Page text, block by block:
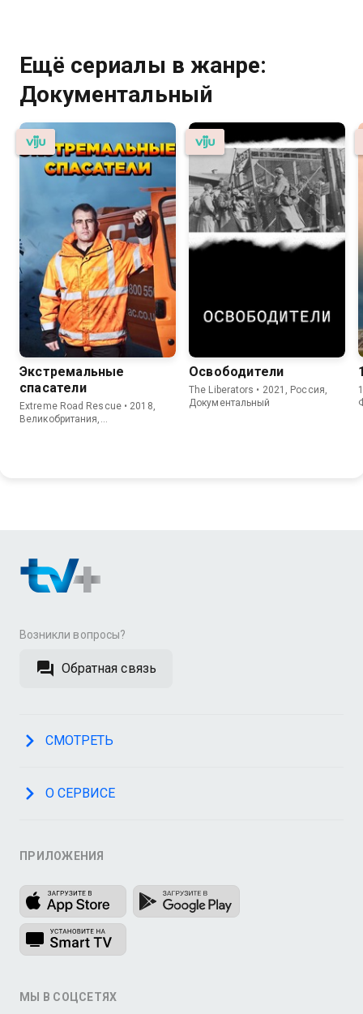
Ещё сериалы в жанре:
Документальный
Экстремальные
спасатели
Extreme Road Rescue • 2018,
Великобритания,
Освободители
The Liberators • 2021, Россия,
Документальный
Возникли вопросы?
Обратная связь
СМОТРЕТЬ
О СЕРВИСЕ
ПРИЛОЖЕНИЯ
МЫ В СОЦСЕТЯХ